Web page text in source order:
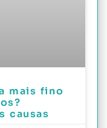
mais fino
causas